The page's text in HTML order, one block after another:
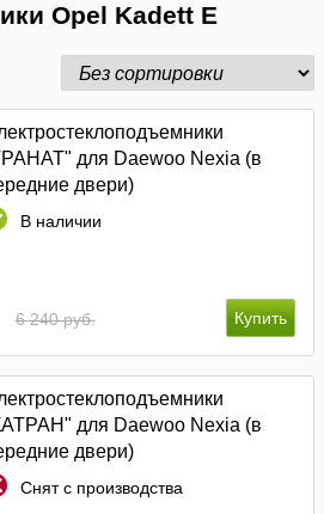
Opel Kadett E
для Daewoo Nexia (в
двери)
В наличии
6 240 руб.
для Daewoo Nexia (в
двери)
Снят с производства